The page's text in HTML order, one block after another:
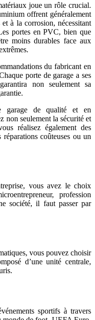
joue un rôle crucial.
offrent généralement
à la corrosion, nécessitant
portes en PVC, bien que
moins durables face aux
du fabricant en
porte de garage a ses
non seulement sa
garage de qualité et en
non seulement la sécurité et
réalisez également des
coûteuses ou un
vous avez le choix
profession
société, il faut passer par
vous pouvez choisir
d’une unité centrale,
sportifs à travers